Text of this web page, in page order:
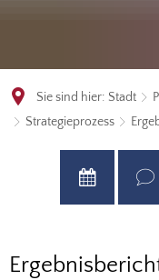
Sie sind hier: Stadt
Strategieprozess
Ergebnisbericht